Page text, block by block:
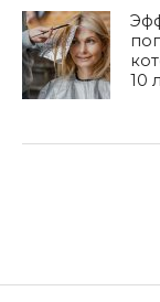
10